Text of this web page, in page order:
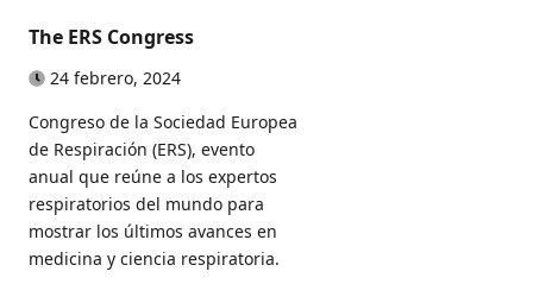
The ERS Congress
24 febrero, 2024
Congreso de la Sociedad Europea
de Respiración (ERS), evento
anual que reúne a los expertos
respiratorios del mundo para
mostrar los últimos avances en
medicina y ciencia respiratoria.